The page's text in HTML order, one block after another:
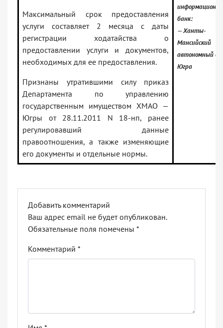
Максимальный срок предоставления
услуги составляет 2 месяца с даты
регистрации ходатайства о
предоставлении услуги и документов,
необходимых для ее предоставления.
Признаны утратившими силу приказ
Департамента по управлению
государственным имуществом ХМАО —
Югры от 28.11.2011 N 18-нп, ранее
регулировавший данные
правоотношения, а также изменяющие
его документы и отдельные нормы.
банк:
— Ханты-
Мансийский
автономный
Югра
Добавить комментарий
Ваш адрес email не будет опубликован.
Обязательные поля помечены *
Комментарий *